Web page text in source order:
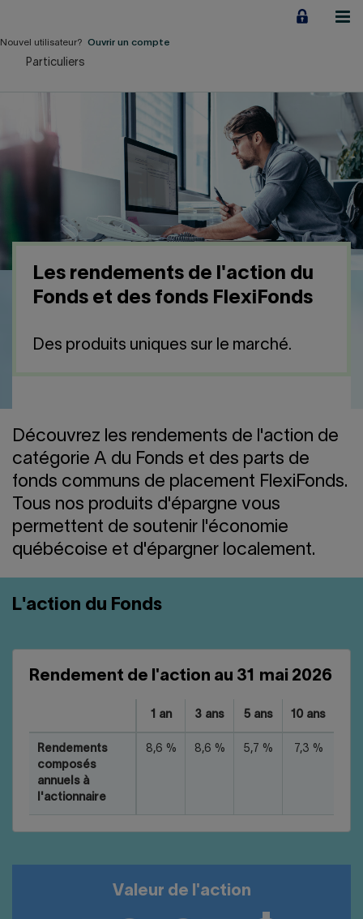
contenu
Financement d'entreprise
À propos
Nouvel utilisateur? Ouvrir un compte
Particuliers
Les rendements de l'action du
Fonds et des fonds FlexiFonds
Des produits uniques sur le marché.
Découvrez les rendements de l'action de
catégorie A du Fonds et des parts de
fonds communs de placement FlexiFonds.
Tous nos produits d'épargne vous
permettent de soutenir l'économie
québécoise et d'épargner localement.
L'action du Fonds
Rendement de l'action au 31 mai 2026
1 an 3 ans 5 ans 10 ans
Rendements
composés
annuels à
l'actionnaire
8,6 % 8,6 % 5,7 % 7,3 %
Valeur de l'action